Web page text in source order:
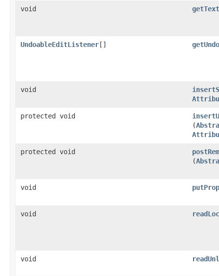
void getText
UndoableEditListener []
void
protected void
(
protected void
(
void
void
void